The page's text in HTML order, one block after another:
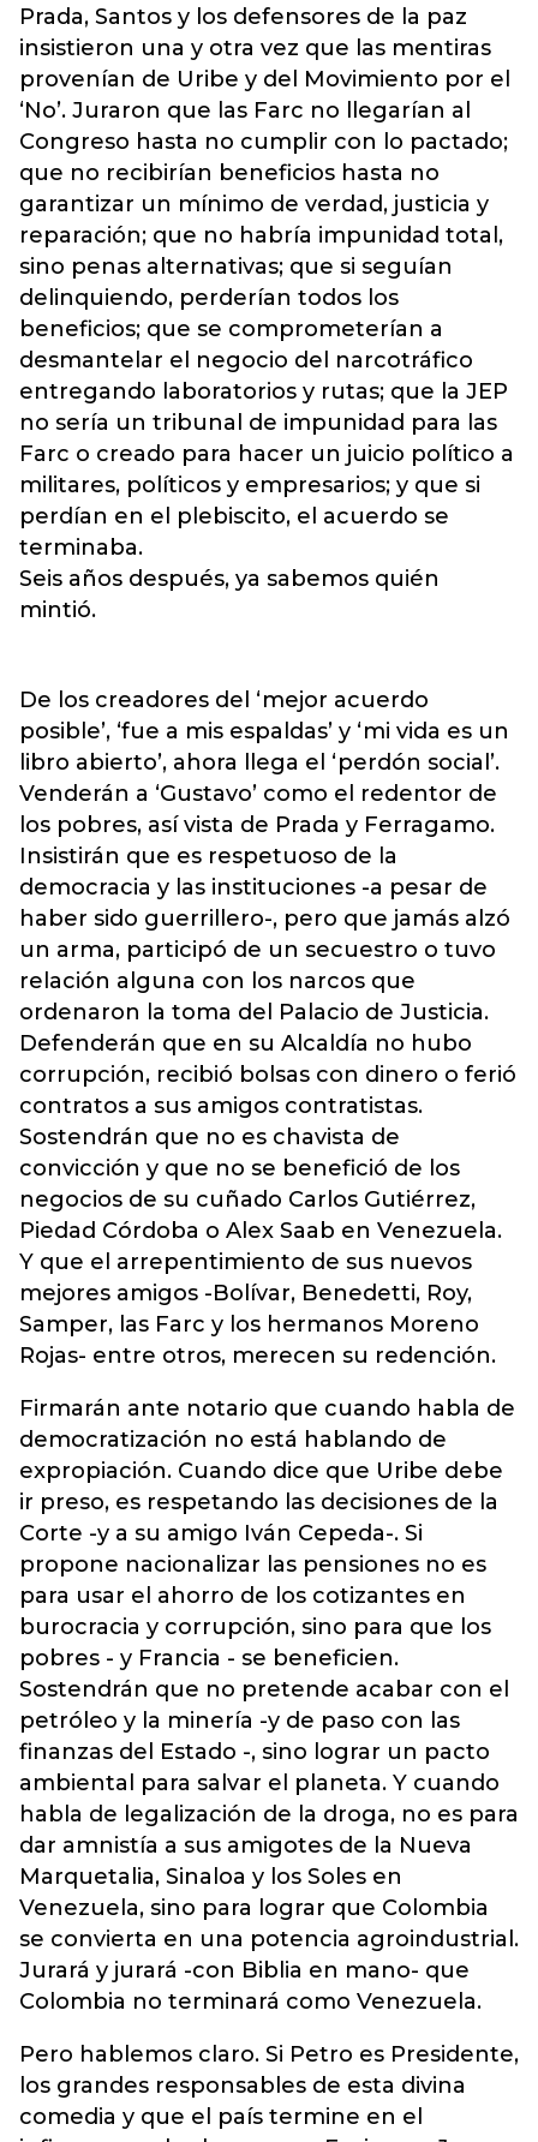
Prada, Santos y los defensores de la paz
insistieron una y otra vez que las mentiras
provenían de Uribe y del Movimiento por el
‘No’. Juraron que las Farc no llegarían al
Congreso hasta no cumplir con lo pactado;
que no recibirían beneficios hasta no
garantizar un mínimo de verdad, justicia y
reparación; que no habría impunidad total,
sino penas alternativas; que si seguían
delinquiendo, perderían todos los
beneficios; que se comprometerían a
desmantelar el negocio del narcotráfico
entregando laboratorios y rutas; que la JEP
no sería un tribunal de impunidad para las
Farc o creado para hacer un juicio político a
militares, políticos y empresarios; y que si
perdían en el plebiscito, el acuerdo se
terminaba.
Seis años después, ya sabemos quién
mintió.
De los creadores del ‘mejor acuerdo
posible’, ‘fue a mis espaldas’ y ‘mi vida es un
libro abierto’, ahora llega el ‘perdón social’.
Venderán a ‘Gustavo’ como el redentor de
los pobres, así vista de Prada y Ferragamo.
Insistirán que es respetuoso de la
democracia y las instituciones -a pesar de
haber sido guerrillero-, pero que jamás alzó
un arma, participó de un secuestro o tuvo
relación alguna con los narcos que
ordenaron la toma del Palacio de Justicia.
Defenderán que en su Alcaldía no hubo
corrupción, recibió bolsas con dinero o ferió
contratos a sus amigos contratistas.
Sostendrán que no es chavista de
convicción y que no se benefició de los
negocios de su cuñado Carlos Gutiérrez,
Piedad Córdoba o Alex Saab en Venezuela.
Y que el arrepentimiento de sus nuevos
mejores amigos -Bolívar, Benedetti, Roy,
Samper, las Farc y los hermanos Moreno
Rojas- entre otros, merecen su redención.
Firmarán ante notario que cuando habla de
democratización no está hablando de
expropiación. Cuando dice que Uribe debe
ir preso, es respetando las decisiones de la
Corte -y a su amigo Iván Cepeda-. Si
propone nacionalizar las pensiones no es
para usar el ahorro de los cotizantes en
burocracia y corrupción, sino para que los
pobres - y Francia - se beneficien.
Sostendrán que no pretende acabar con el
petróleo y la minería -y de paso con las
finanzas del Estado -, sino lograr un pacto
ambiental para salvar el planeta. Y cuando
habla de legalización de la droga, no es para
dar amnistía a sus amigotes de la Nueva
Marquetalia, Sinaloa y los Soles en
Venezuela, sino para lograr que Colombia
se convierta en una potencia agroindustrial.
Jurará y jurará -con Biblia en mano- que
Colombia no terminará como Venezuela.
Pero hablemos claro. Si Petro es Presidente,
los grandes responsables de esta divina
comedia y que el país termine en el